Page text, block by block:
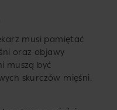
musi pamiętać
oraz objawy
muszą być
skurczów mięśni.